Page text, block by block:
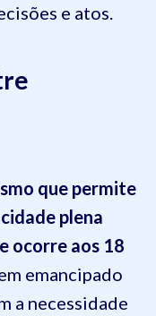
e atos.
que permite
plena
ocorre aos 18
emancipado
a necessidade